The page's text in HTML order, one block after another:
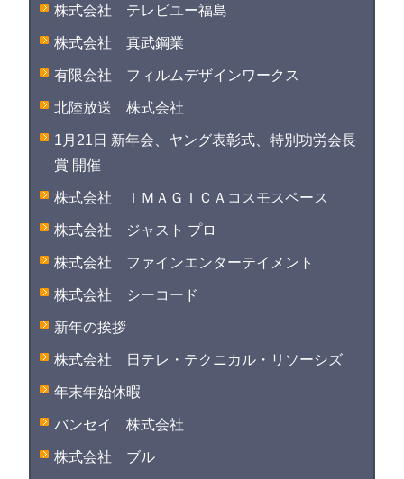
株式会社 テレビユー福島
株式会社 真武鋼業
有限会社 フィルムデザインワークス
北陸放送 株式会社
1月21日 新年会、ヤング表彰式、特別功労会長
賞 開催
株式会社 ＩＭＡＧＩＣＡコスモスペース
株式会社 ジャスト プロ
株式会社 ファインエンターテイメント
株式会社 シーコード
新年の挨拶
株式会社 日テレ・テクニカル・リソーシズ
年末年始休暇
バンセイ 株式会社
株式会社 ブル